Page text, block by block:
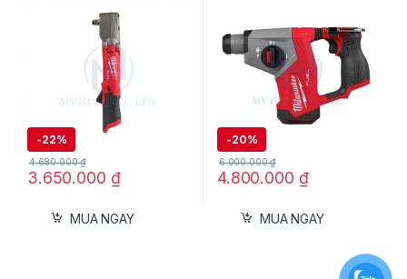
-22%
3.650.000 ₫
4.680.000₫
MUA NGAY
-20%
4.800.000 ₫
6.000.000₫
MUA NGAY